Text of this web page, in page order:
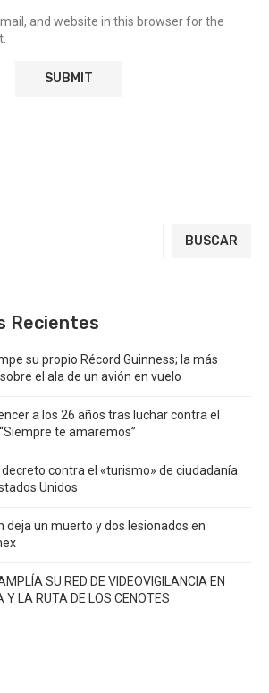
and website in this browser for the
BUSCAR
Recientes
su propio Récord Guinness; la más
el ala de un avión en vuelo
a los 26 años tras luchar contra el
te amaremos”
contra el «turismo» de ciudadanía
Unidos
deja un muerto y dos lesionados en
SU RED DE VIDEOVIGILANCIA EN
Y LA RUTA DE LOS CENOTES